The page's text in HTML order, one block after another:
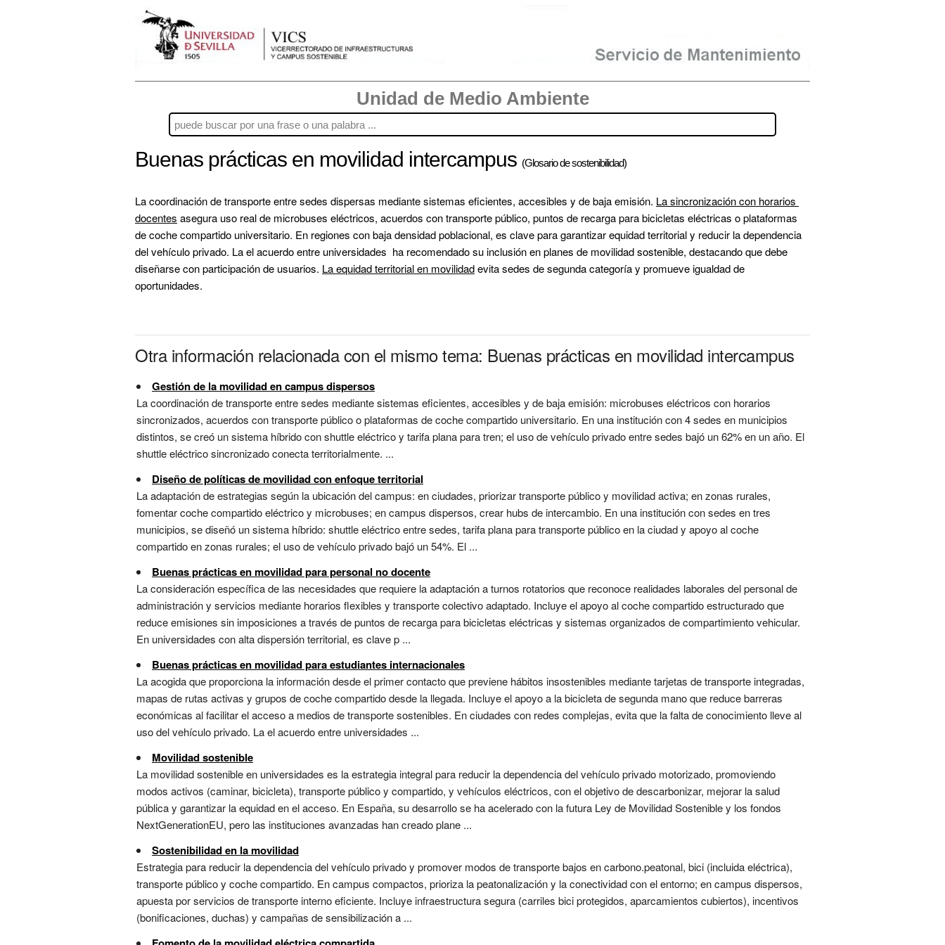
Unidad de Medio Ambiente
Buenas prácticas en movilidad intercampus (Glosario de sostenibilidad)
La coordinación de transporte entre sedes dispersas mediante sistemas eficientes, accesibles y de baja emisión. La sincronización con horarios
docentes asegura uso real de microbuses eléctricos, acuerdos con transporte público, puntos de recarga para bicicletas eléctricas o plataformas
de coche compartido universitario. En regiones con baja densidad poblacional, es clave para garantizar equidad territorial y reducir la dependencia
del vehículo privado. La el acuerdo entre universidades  ha recomendado su inclusión en planes de movilidad sostenible, destacando que debe
diseñarse con participación de usuarios. La equidad territorial en movilidad evita sedes de segunda categoría y promueve igualdad de
oportunidades.
Otra información relacionada con el mismo tema: Buenas prácticas en movilidad intercampus
Gestión de la movilidad en campus dispersos
La coordinación de transporte entre sedes mediante sistemas eficientes, accesibles y de baja emisión: microbuses eléctricos con horarios
sincronizados, acuerdos con transporte público o plataformas de coche compartido universitario. En una institución con 4 sedes en municipios
distintos, se creó un sistema híbrido con shuttle eléctrico y tarifa plana para tren; el uso de vehículo privado entre sedes bajó un 62% en un año. El
shuttle eléctrico sincronizado conecta territorialmente. ...
Diseño de políticas de movilidad con enfoque territorial
La adaptación de estrategias según la ubicación del campus: en ciudades, priorizar transporte público y movilidad activa; en zonas rurales,
fomentar coche compartido eléctrico y microbuses; en campus dispersos, crear hubs de intercambio. En una institución con sedes en tres
municipios, se diseñó un sistema híbrido: shuttle eléctrico entre sedes, tarifa plana para transporte público en la ciudad y apoyo al coche
compartido en zonas rurales; el uso de vehículo privado bajó un 54%. El ...
Buenas prácticas en movilidad para personal no docente
La consideración específica de las necesidades que requiere la adaptación a turnos rotatorios que reconoce realidades laborales del personal de
administración y servicios mediante horarios flexibles y transporte colectivo adaptado. Incluye el apoyo al coche compartido estructurado que
reduce emisiones sin imposiciones a través de puntos de recarga para bicicletas eléctricas y sistemas organizados de compartimiento vehicular.
En universidades con alta dispersión territorial, es clave p ...
Buenas prácticas en movilidad para estudiantes internacionales
La acogida que proporciona la información desde el primer contacto que previene hábitos insostenibles mediante tarjetas de transporte integradas,
mapas de rutas activas y grupos de coche compartido desde la llegada. Incluye el apoyo a la bicicleta de segunda mano que reduce barreras
económicas al facilitar el acceso a medios de transporte sostenibles. En ciudades con redes complejas, evita que la falta de conocimiento lleve al
uso del vehículo privado. La el acuerdo entre universidades ...
Movilidad sostenible
La movilidad sostenible en universidades es la estrategia integral para reducir la dependencia del vehículo privado motorizado, promoviendo
modos activos (caminar, bicicleta), transporte público y compartido, y vehículos eléctricos, con el objetivo de descarbonizar, mejorar la salud
pública y garantizar la equidad en el acceso. En España, su desarrollo se ha acelerado con la futura Ley de Movilidad Sostenible y los fondos
NextGenerationEU, pero las instituciones avanzadas han creado plane ...
Sostenibilidad en la movilidad
Estrategia para reducir la dependencia del vehículo privado y promover modos de transporte bajos en carbono.peatonal, bici (incluida eléctrica),
transporte público y coche compartido. En campus compactos, prioriza la peatonalización y la conectividad con el entorno; en campus dispersos,
apuesta por servicios de transporte interno eficiente. Incluye infraestructura segura (carriles bici protegidos, aparcamientos cubiertos), incentivos
(bonificaciones, duchas) y campañas de sensibilización a ...